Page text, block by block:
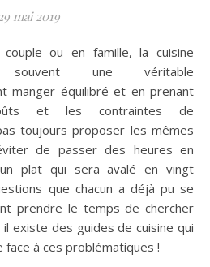
mai 2019
une véritable
manger équilibré et en prenant
et les contraintes de
toujours proposer les mêmes
de passer des heures en
plat qui sera avalé en vingt
que chacun a déjà pu se
prendre le temps de chercher
existe des guides de cuisine qui
face à ces problématiques !